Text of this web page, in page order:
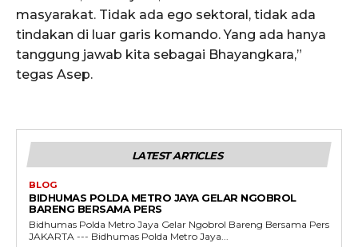
masyarakat. Tidak ada ego sektoral, tidak ada
tindakan di luar garis komando. Yang ada hanya
tanggung jawab kita sebagai Bhayangkara,”
tegas Asep.
LATEST ARTICLES
BLOG
BIDHUMAS POLDA METRO JAYA GELAR NGOBROL
BARENG BERSAMA PERS
Bidhumas Polda Metro Jaya Gelar Ngobrol Bareng Bersama Pers
JAKARTA --- Bidhumas Polda Metro Jaya...